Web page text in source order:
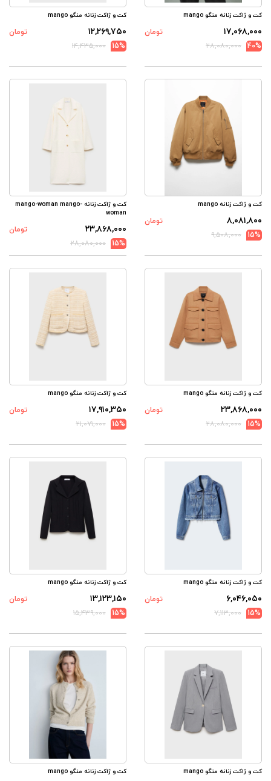
کت و ژاکت زنانه منگو mango
۱۷,۰۶۸,۰۰۰
تومان
40%
۲۸,۰۸۰,۰۰۰
کت و ژاکت زنانه منگو mango
۱۲,۲۶۹,۷۵۰
تومان
15%
۱۴,۴۳۵,۰۰۰
کت و ژاکت زنانه mango
۸,۰۸۱,۸۰۰
تومان
15%
۹,۵۰۸,۰۰۰
کت و ژاکت زنانه mango-woman mango-
woman
۲۳,۸۶۸,۰۰۰
تومان
15%
۲۸,۰۸۰,۰۰۰
کت و ژاکت زنانه منگو mango
۲۳,۸۶۸,۰۰۰
تومان
15%
۲۸,۰۸۰,۰۰۰
کت و ژاکت زنانه منگو mango
۱۷,۹۱۰,۳۵۰
تومان
15%
۲۱,۰۷۱,۰۰۰
کت و ژاکت زنانه منگو mango
۶,۰۴۶,۰۵۰
تومان
15%
۷,۱۱۳,۰۰۰
کت و ژاکت زنانه منگو mango
۱۳,۱۲۳,۱۵۰
تومان
15%
۱۵,۴۳۹,۰۰۰
کت و ژاکت زنانه منگو mango کت و ژاکت زنانه منگو mango